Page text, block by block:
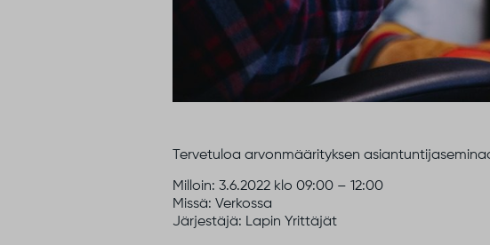
Tervetuloa arvonmäärityksen
Milloin: 3.6.2022 klo 09:00 – 12:00
Missä: Verkossa
Järjestäjä: Lapin Yrittäjät